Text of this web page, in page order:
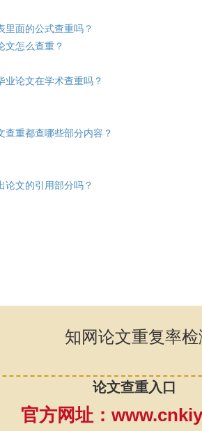
里面的公式查重吗？
文怎么查重？
业论文在学术查重吗？
查重都查哪些部分内容？
论文的引用部分吗？
知网论文重复率检
论文查重入口
官方网址：